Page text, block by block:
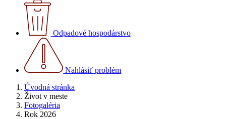
Odpadové hospodárstvo
Nahlásiť problém
Úvodná stránka
Život v meste
Fotogaléria
Rok 2026